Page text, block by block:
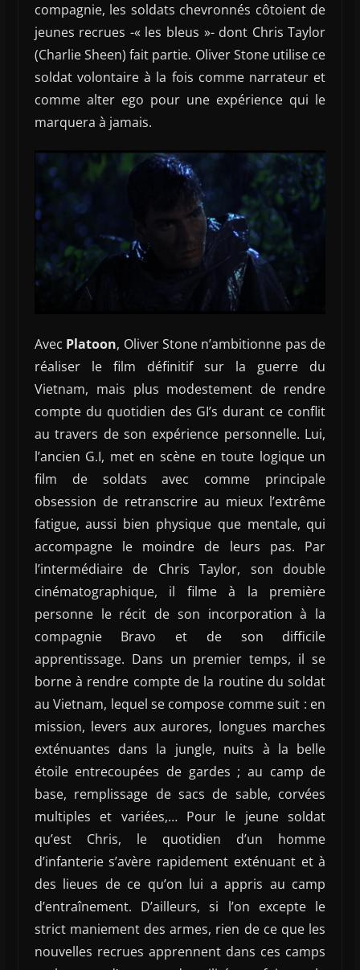
compagnie, les soldats chevronnés côtoient de
jeunes recrues -« les bleus »- dont Chris Taylor
(Charlie Sheen) fait partie. Oliver Stone utilise ce
soldat volontaire à la fois comme narrateur et
comme alter ego pour une expérience qui le
marquera à jamais.
Avec Platoon, Oliver Stone n’ambitionne pas de
réaliser le film définitif sur la guerre du
Vietnam, mais plus modestement de rendre
compte du quotidien des GI’s durant ce conflit
au travers de son expérience personnelle. Lui,
l’ancien G.I, met en scène en toute logique un
film de soldats avec comme principale
obsession de retranscrire au mieux l’extrême
fatigue, aussi bien physique que mentale, qui
accompagne le moindre de leurs pas. Par
l’intermédiaire de Chris Taylor, son double
cinématographique, il filme à la première
personne le récit de son incorporation à la
compagnie Bravo et de son difficile
apprentissage. Dans un premier temps, il se
borne à rendre compte de la routine du soldat
au Vietnam, lequel se compose comme suit : en
mission, levers aux aurores, longues marches
exténuantes dans la jungle, nuits à la belle
étoile entrecoupées de gardes ; au camp de
base, remplissage de sacs de sable, corvées
multiples et variées,… Pour le jeune soldat
qu’est Chris, le quotidien d’un homme
d’infanterie s’avère rapidement exténuant et à
des lieues de ce qu’on lui a appris au camp
d’entraînement. D’ailleurs, si l’on excepte le
strict maniement des armes, rien de ce que les
nouvelles recrues apprennent dans ces camps